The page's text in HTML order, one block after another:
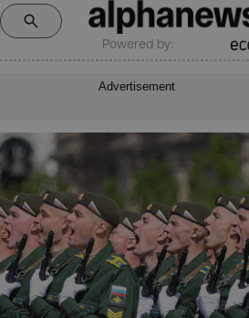
Powered by:
Advertisement